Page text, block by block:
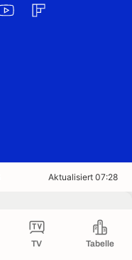
TV Tabelle
Aktualisiert 07:28